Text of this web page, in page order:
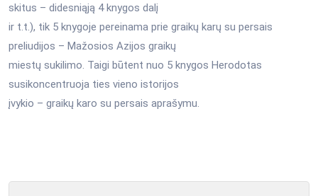
skitus – didesniąją 4 knygos dalį
ir t.t.), tik 5 knygoje pereinama prie graikų karų su persais
preliudijos – Mažosios Azijos graikų
miestų sukilimo. Taigi būtent nuo 5 knygos Herodotas
susikoncentruoja ties vieno istorijos
įvykio – graikų karo su persais aprašymu.